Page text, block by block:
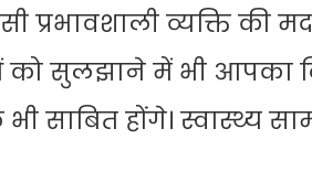
व्यक्ति की
को सुलझाने में भी आपका
साबित होंगे। स्वास्थ्य